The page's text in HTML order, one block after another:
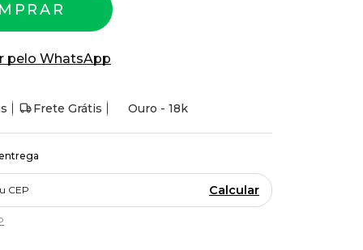
pelo WhatsApp
Frete Grátis Ouro - 18k
Calcular